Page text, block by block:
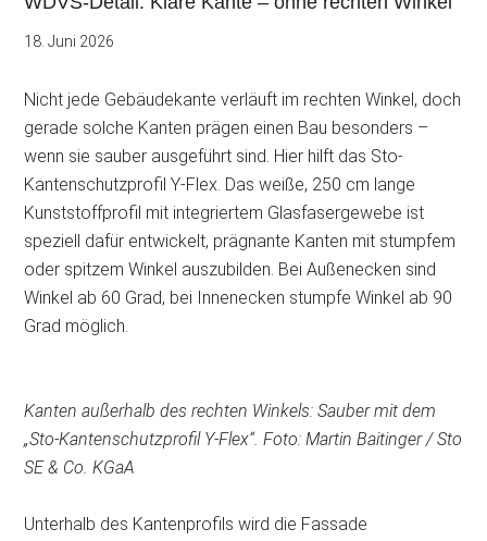
18. Juni 2026
Nicht jede Gebäudekante verläuft im rechten Winkel, doch
gerade solche Kanten prägen einen Bau besonders –
wenn sie sauber ausgeführt sind. Hier hilft das Sto-
Kantenschutzprofil Y-Flex. Dasweiße, 250 cm lange
Kunststoffprofil mit integriertem Glasfasergewebe ist
speziell dafür entwickelt, prägnante Kanten mit stumpfem
oder spitzem Winkel auszubilden. Bei Außenecken sind
Winkel ab 60 Grad, bei Innenecken stumpfe Winkel ab 90
Grad möglich.
Kanten außerhalb des rechten Winkels: Sauber mit dem
„Sto-Kantenschutzprofil Y-Flex“. Foto: Martin Baitinger / Sto
SE & Co. KGaA
Unterhalb des Kantenprofils wird die Fassade